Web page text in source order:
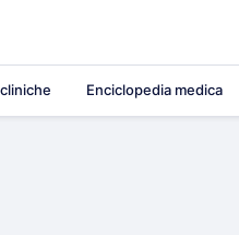
Enciclopedia medica